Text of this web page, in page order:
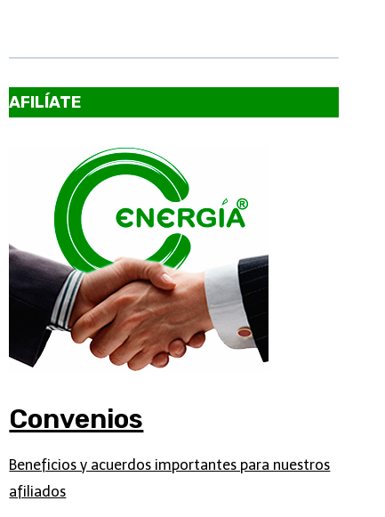
AFILÍATE
Convenios
Beneficios y acuerdos importantes para nuestros
afiliados